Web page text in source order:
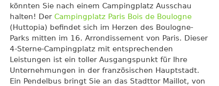
könnten Sie nach einem Campingplatz Ausschau
halten! Der Campingplatz Paris Bois de Boulogne
(Huttopia) befindet sich im Herzen des Boulogne-
Parks mitten im 16. Arrondissement von Paris. Dieser
4-Sterne-Campingplatz mit entsprechenden
Leistungen ist ein toller Ausgangspunkt für Ihre
Unternehmungen in der französischen Hauptstadt.
Ein Pendelbus bringt Sie an das Stadttor Maillot, von